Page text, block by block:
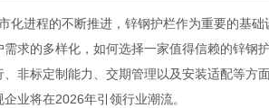
化进程的不断推进，锌钢护栏作为重要的基
需求的多样化，如何选择一家值得信赖的锌钢
、非标定制能力、交期管理以及安装适配等方
企业将在2026年引领行业潮流。